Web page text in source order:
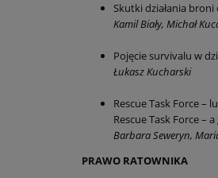
Skutki działania broni
Kamil Biały, Michał
Pojęcie survivalu w
Łukasz Kucharski
Rescue Task Force –
Rescue Task Force –
Barbara Seweryn,
PRAWO RATOWNIKA